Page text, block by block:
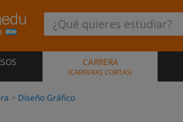
CARRERA
(CARRERAS CORTAS)
Diseño Gráfico